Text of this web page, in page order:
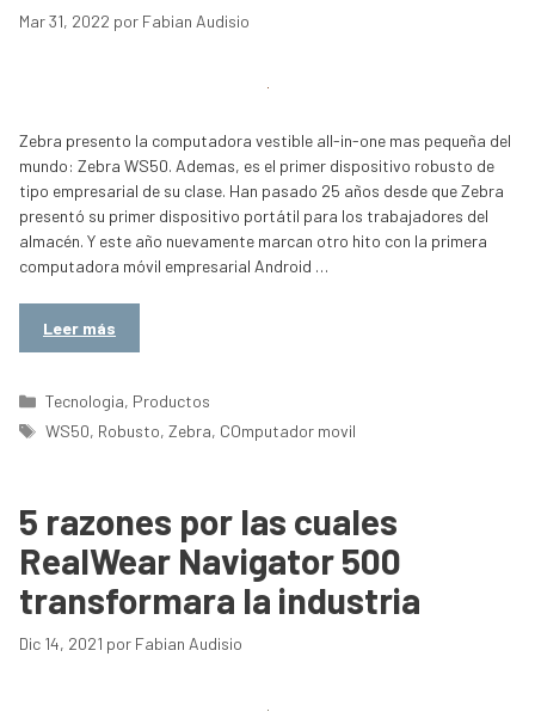
Mar 31, 2022 por Fabian Audisio
Zebra presento la computadora vestible all-in-one mas pequeña del
mundo: Zebra WS50. Ademas, es el primer dispositivo robusto de
tipo empresarial de su clase. Han pasado 25 años desde que Zebra
presentó su primer dispositivo portátil para los trabajadores del
almacén. Y este año nuevamente marcan otro hito con la primera
computadora móvil empresarial Android …
Leer más
Categorías
Tecnologia, Productos
Etiquetas
WS50, Robusto,Zebra, COmputador movil
5 razones por las cuales
RealWear Navigator 500
transformara la industria
Dic 14, 2021 por Fabian Audisio